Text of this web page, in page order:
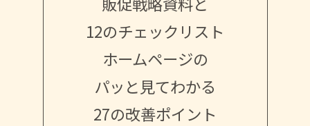
12のチェックリスト
ホームページの
パッと見てわかる
27の改善ポイント